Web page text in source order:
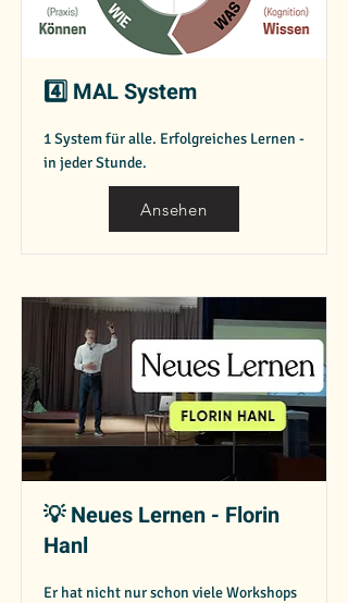
4️⃣ MAL System
1 System für alle. Erfolgreiches Lernen -
in jeder Stunde.
Ansehen
💡 Neues Lernen - Florin
Hanl
Er hat nicht nur schon viele Workshops